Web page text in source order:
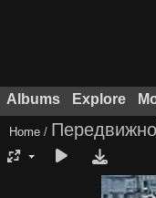
Albums Explore
Home /